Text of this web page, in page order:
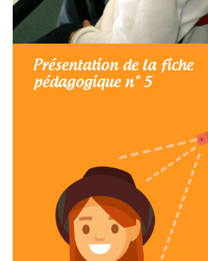
Présentation de la fiche
pédagogique n° 5